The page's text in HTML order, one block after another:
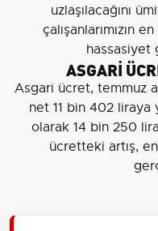
uzlaşılacağını
çalışanlarımızın
hassasiyet
ASGARİ
Asgari ücret, temmuz
net 11 bin 402
olarak 14 bin 250
ücretteki artış,